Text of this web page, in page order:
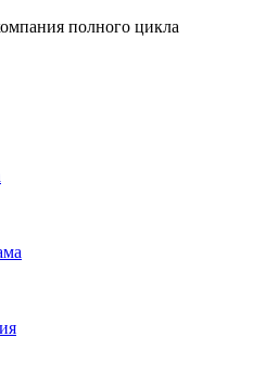
полного цикла